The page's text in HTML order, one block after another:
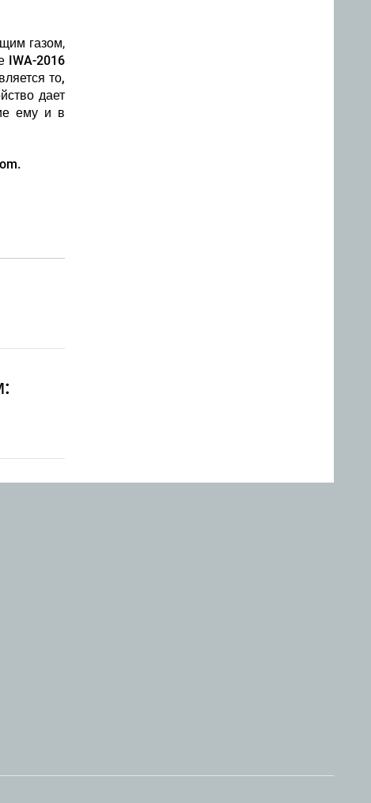
газом,
IWA-2016
то,
дает
ему и в